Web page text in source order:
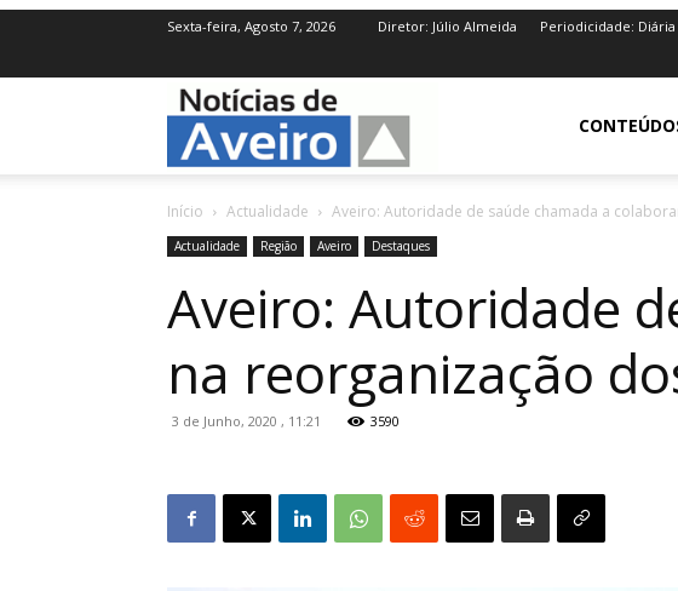
Sexta-feira, Agosto 7, 2026 Diretor: Júlio Almeida Periodicidade: Diária
NotíciasdeAveiro.pt
Início Actualidade Aveiro: Autoridade de saúde chamada a
Actualidade Região Aveiro Destaques
Aveiro: Autoridade
na reorganização
3 de Junho, 2020 , 11:21 3590